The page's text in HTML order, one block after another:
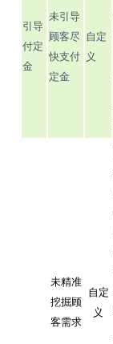
引导
付定
金
未引导
顾客尽
快支付
定金
自定
义
未精准
挖掘顾
客需求
自定
义